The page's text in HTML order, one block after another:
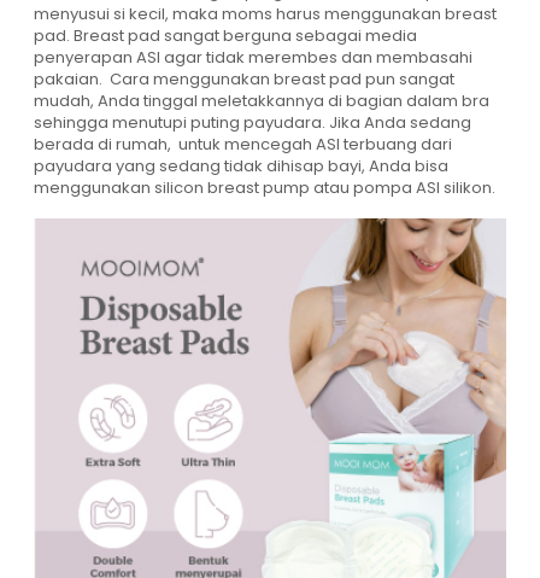
menyusui si kecil, maka moms harus menggunakan breast
pad. Breast pad sangat berguna sebagai media
penyerapan ASI agar tidak merembes dan membasahi
pakaian. Cara menggunakan breast pad pun sangat
mudah, Anda tinggal meletakkannya di bagian dalam bra
sehingga menutupi puting payudara. Jika Anda sedang
berada di rumah, untuk mencegah ASI terbuang dari
payudara yang sedang tidak dihisap bayi, Anda bisa
menggunakan silicon breast pump atau pompa ASI silikon.